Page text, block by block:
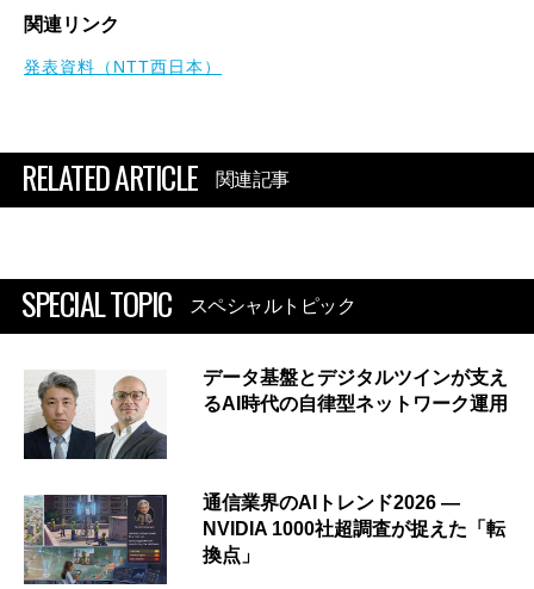
関連リンク
発表資料（NTT西日本）
RELATED ARTICLE 関連記事
SPECIAL TOPIC スペシャルトピック
データ基盤とデジタルツインが支え
るAI時代の自律型ネットワーク運用
通信業界のAIトレンド2026 ―
NVIDIA 1000社超調査が捉えた「転
換点」